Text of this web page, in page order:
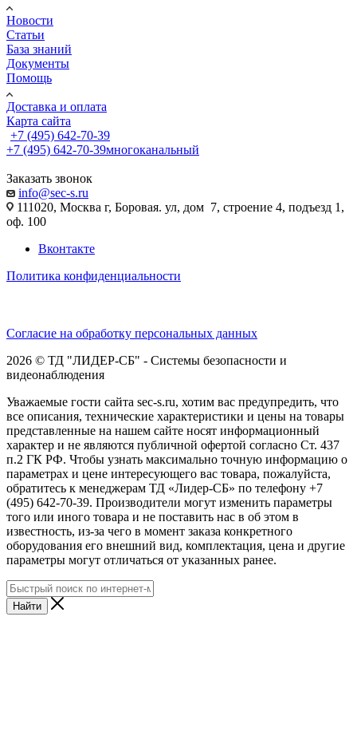
Новости
Статьи
База знаний
Документы
Помощь
Доставка и оплата
Карта сайта
+7 (495) 642-70-39
+7 (495) 642-70-39многоканальный
Заказать звонок
info@sec-s.ru
111020, Москва г, Боровая. ул, дом 7, строение 4, подъезд 1,
оф. 100
Вконтакте
Политика конфиденциальности
Согласие на обработку персональных данных
2026 © ТД "ЛИДЕР-СБ" - Системы безопасности и
видеонаблюдения
Уважаемые гости сайта sec-s.ru, хотим вас предупредить, что
все описания, технические характеристики и цены на товары
представленные на нашем сайте носят информационный
характер и не являются публичной офертой согласно Ст. 437
п.2 ГК РФ. Чтобы узнать максимально точную информацию о
параметрах и цене интересующего вас товара, пожалуйста,
обратитесь к менеджерам ТД «Лидер-СБ» по телефону +7
(495) 642-70-39. Производители могут изменить параметры
того или иного товара и не поставить нас в об этом в
известность, из-за чего в момент заказа конкретного
оборудования его внешний вид, комплектация, цена и другие
параметры могут отличаться от указанных ранее.
Найти